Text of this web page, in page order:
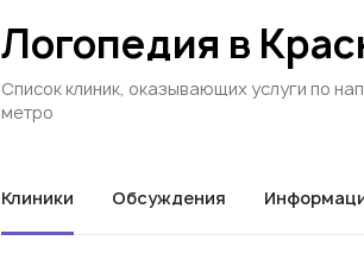
Логопедия в
Список клиник, оказывающих услуги по
метро
Клиники Обсуждения